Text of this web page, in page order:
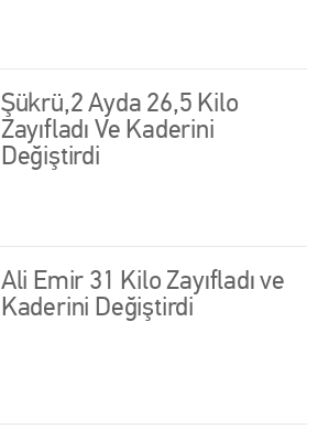
Şükrü,2 Ayda 26,5 Kilo
Zayıfladı Ve Kaderini
Değiştirdi
Ali Emir 31 Kilo Zayıfladı ve
Kaderini Değiştirdi